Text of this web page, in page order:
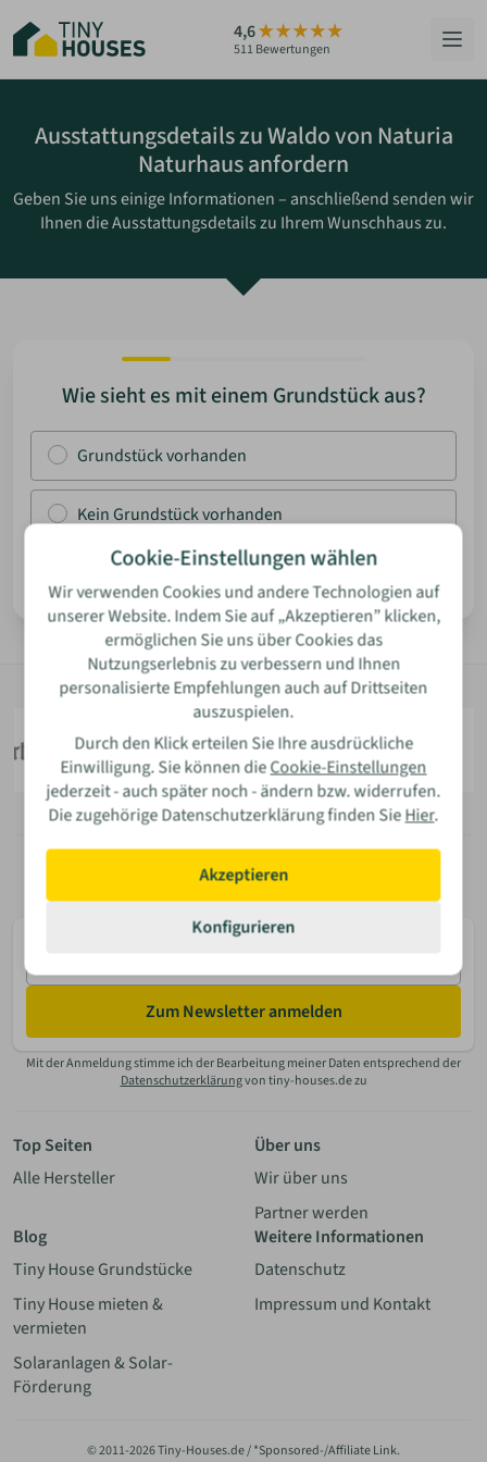
Hauptinhalt
springen
4,6
511 Bewertungen
HÄUSER
GRUNDSTÜCKE
RATGEBER
ZUM HAUS-FINDER
MERKLISTE
Ausstattungsdetails zu Waldo von Naturia
Naturhaus anfordern
Geben Sie uns einige Informationen – anschließend senden wir
Ihnen die Ausstattungsdetails zu Ihrem Wunschhaus zu.
Wie sieht es mit einem Grundstück aus?
Grundstück vorhanden
Kein Grundstück vorhanden
Cookie-Einstellungen wählen
Wir verwenden Cookies und andere Technologien auf
unserer Website. Indem Sie auf „Akzeptieren” klicken,
ermöglichen Sie uns über Cookies das
Nutzungserlebnis zu verbessern und Ihnen
personalisierte Empfehlungen auch auf Drittseiten
auszuspielen.
Durch den Klick erteilen Sie Ihre ausdrückliche
Einwilligung. Sie können dieCookie-Einstellungen
jederzeit - auch später noch - ändern bzw. widerrufen.
Die zugehörige Datenschutzerklärung finden SieHier.
Akzeptieren
Konfigurieren
Mail
Zum Newsletter anmelden
Mit der Anmeldung stimme ich der Bearbeitung meiner Daten entsprechend der
Datenschutzerklärungvon tiny-houses.de zu
Top Seiten
Alle Hersteller
Über uns
Wir über uns
Partner werden
Blog
Tiny House Grundstücke
Tiny House mieten &
vermieten
Solaranlagen & Solar-
Förderung
Weitere Informationen
Datenschutz
Impressum und Kontakt
© 2011-2026 Tiny-Houses.de / *Sponsored-/Affiliate Link.